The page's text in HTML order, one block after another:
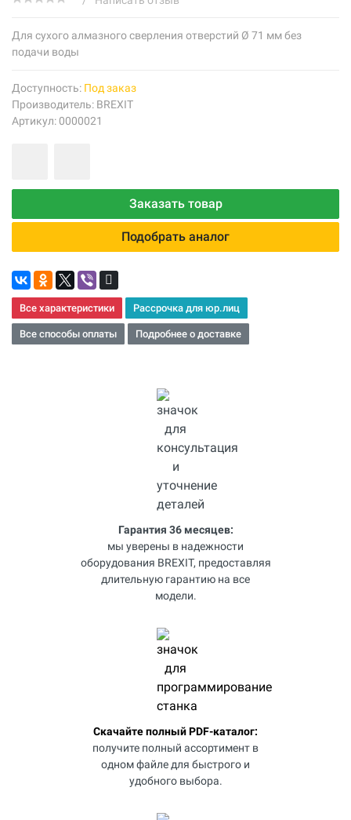
Для сухого алмазного сверления отверстий Ø 71 мм без
подачи воды
Доступность: Под заказ
Производитель: BREXIT
Артикул: 0000021
Заказать товар
Подобрать аналог
Все характеристики Рассрочка для юр.лиц
Все способы оплаты Подробнее о доставке
Гарантия 36 месяцев:
мы уверены в надежности
оборудования BREXIT, предоставляя
длительную гарантию на все
модели.
Скачайте полный PDF-каталог:
получите полный ассортимент в
одном файле для быстрого и
удобного выбора.